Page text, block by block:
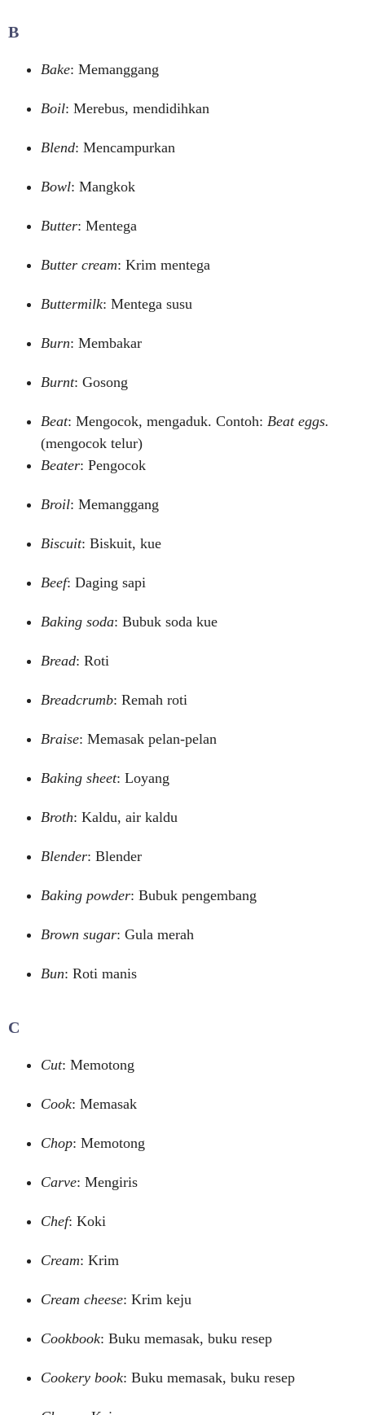
B
Bake: Memanggang
Boil: Merebus, mendidihkan
Blend: Mencampurkan
Bowl: Mangkok
Butter: Mentega
Butter cream: Krim mentega
Buttermilk: Mentega susu
Burn: Membakar
Burnt: Gosong
Beat: Mengocok, mengaduk. Contoh: Beat eggs.
(mengocok telur)
Beater: Pengocok
Broil: Memanggang
Biscuit: Biskuit, kue
Beef: Daging sapi
Baking soda: Bubuk soda kue
Bread: Roti
Breadcrumb: Remah roti
Braise: Memasak pelan-pelan
Baking sheet: Loyang
Broth: Kaldu, air kaldu
Blender: Blender
Baking powder: Bubuk pengembang
Brown sugar: Gula merah
Bun: Roti manis
C
Cut: Memotong
Cook: Memasak
Chop: Memotong
Carve: Mengiris
Chef: Koki
Cream: Krim
Cream cheese: Krim keju
Cookbook: Buku memasak, buku resep
Cookery book: Buku memasak, buku resep